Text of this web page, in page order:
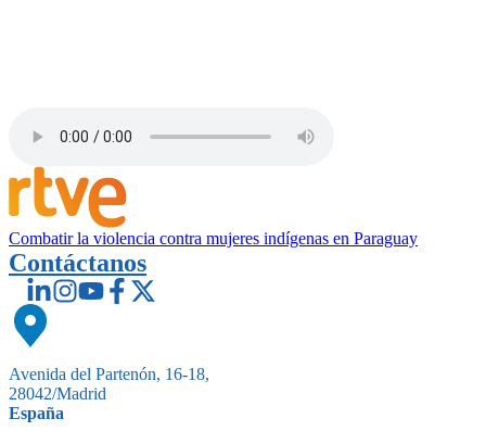
Combatir la violencia contra mujeres indígenas en Paraguay
Contáctanos
Avenida del Partenón, 16-18,
28042/Madrid
España